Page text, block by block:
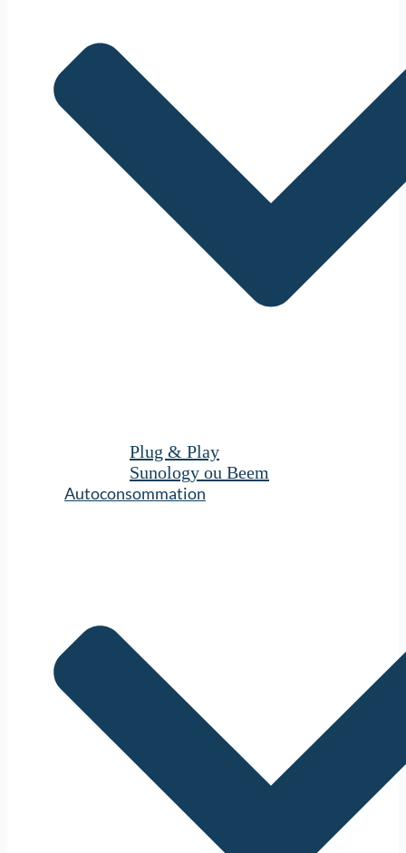
Plug & Play
Sunology ou Beem
Autoconsommation